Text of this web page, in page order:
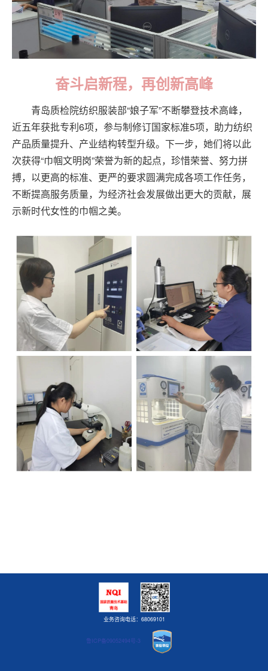
奋斗启新程，再创新高峰
青岛质检院纺织服装部“娘子军”不断攀登技术高峰，
近五年获批专利6项，参与制修订国家标准5项，助力纺织
产品质量提升、产业结构转型升级。下一步，她们将以此
次获得“巾帼文明岗”荣誉为新的起点，珍惜荣誉、努力拼
搏，以更高的标准、更严的要求圆满完成各项工作任务，
不断提高服务质量，为经济社会发展做出更大的贡献，展
示新时代女性的巾帼之美。
业务咨询电话：68069101
鲁ICP备09052494号-3